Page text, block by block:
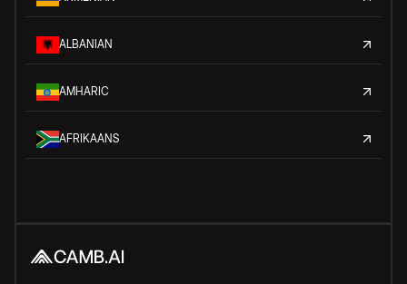
ALBANIAN
AMHARIC
AFRIKAANS